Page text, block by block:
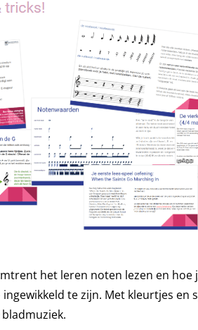
het leren noten lezen en
te zijn. Met kleurtjes en